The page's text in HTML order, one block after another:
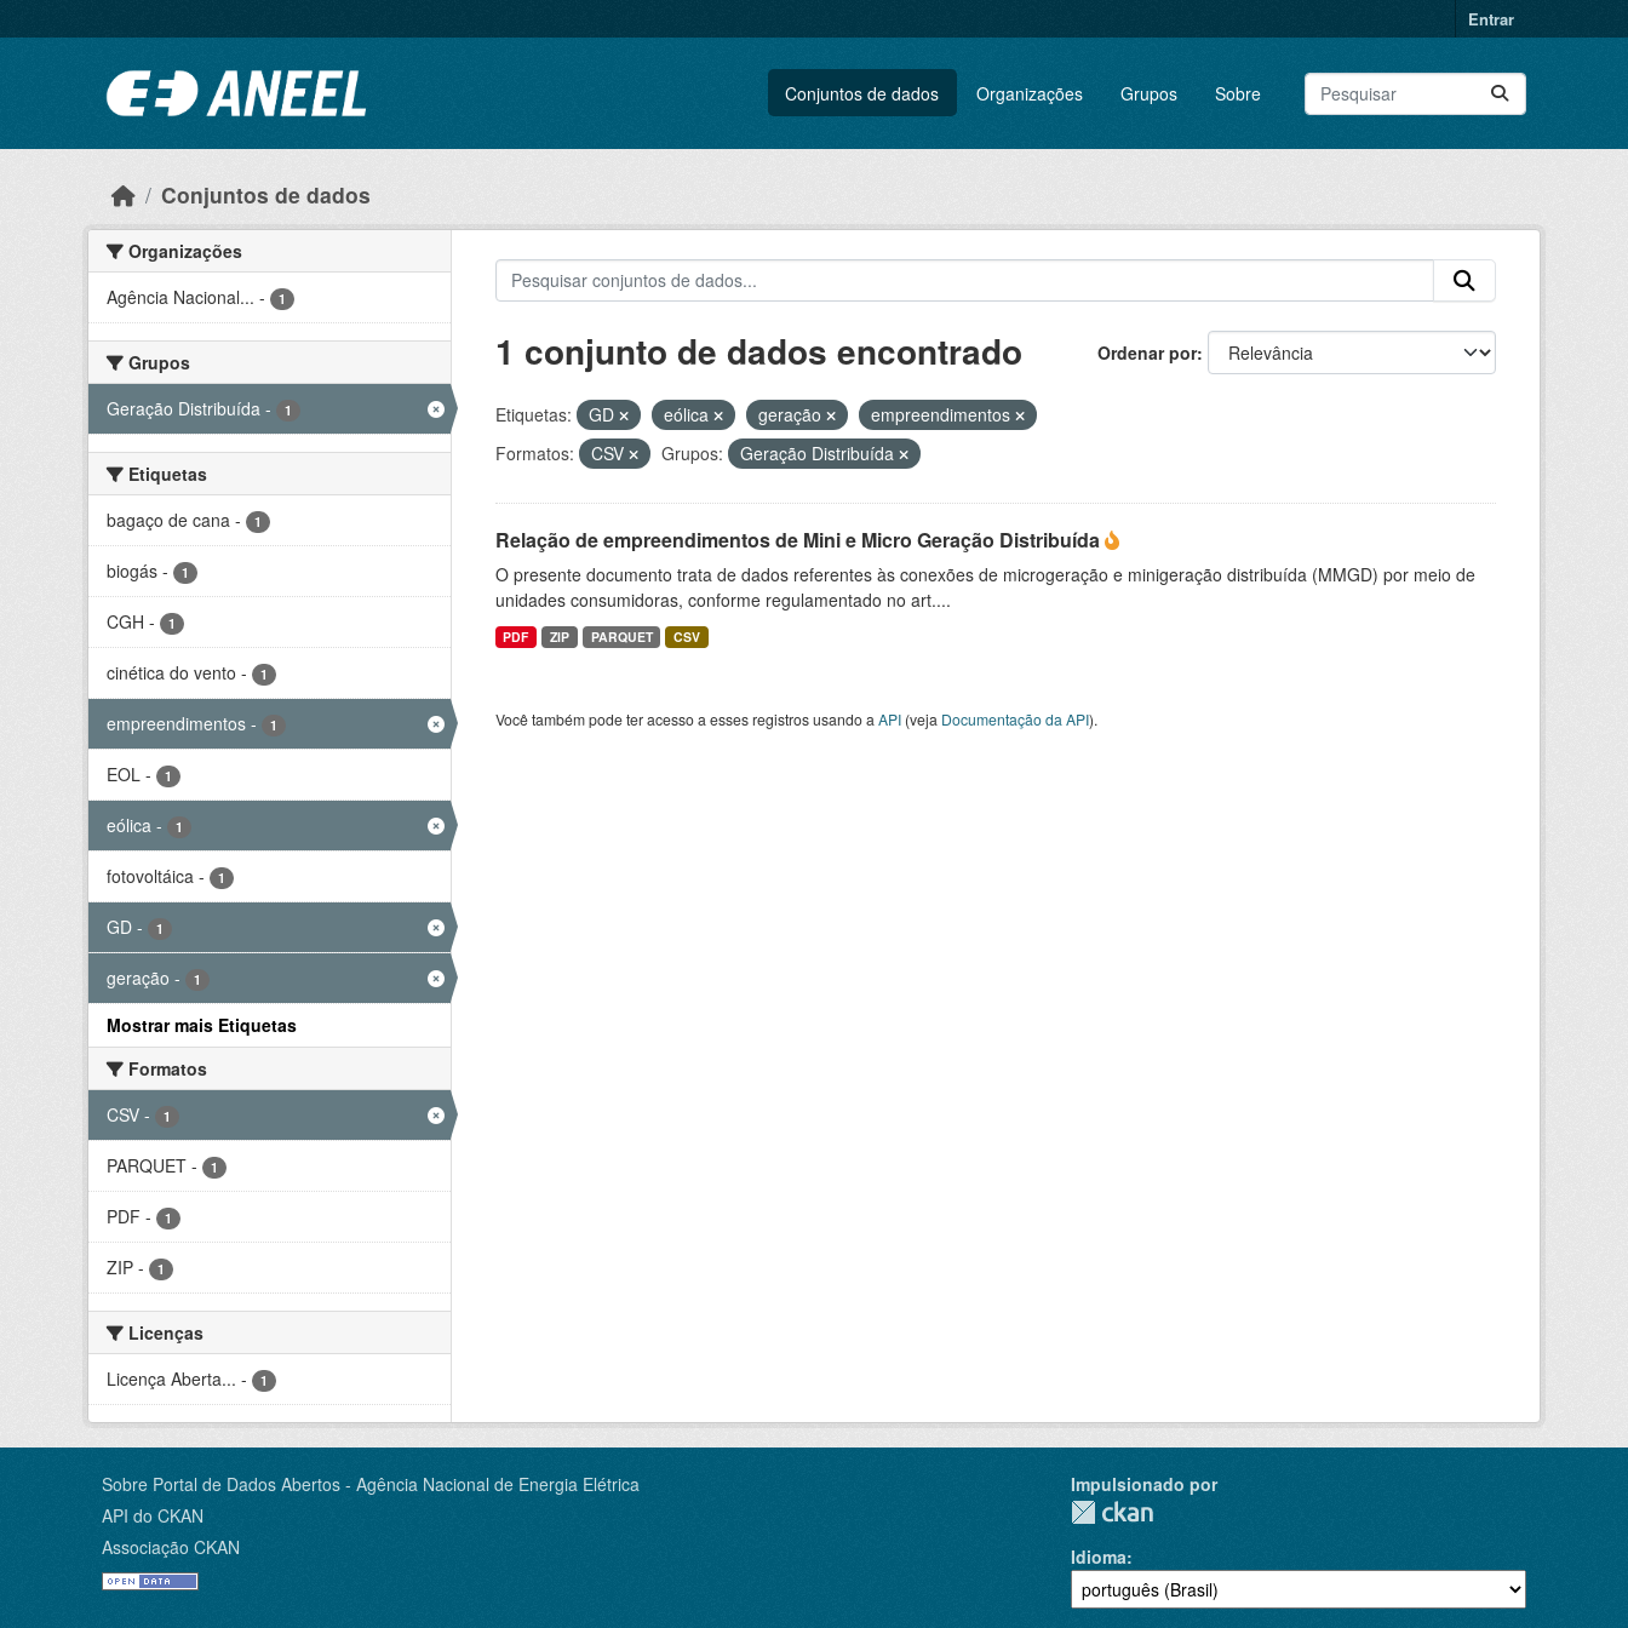
Entrar
Conjuntos de dados Organizações Grupos Sobre
Conjuntos de dados
Organizações
Agência Nacional... - 1
Grupos
Geração Distribuída - 1
Etiquetas
bagaço de cana - 1
biogás - 1
CGH - 1
cinética do vento - 1
empreendimentos - 1
EOL - 1
eólica - 1
fotovoltáica - 1
GD - 1
geração - 1
Mostrar mais Etiquetas
Formatos
CSV - 1
PARQUET - 1
PDF - 1
ZIP - 1
Licenças
Licença Aberta... - 1
Ordenar por
1 conjunto de dados encontrado
Etiquetas: GD eólica geração
empreendimentos
Formatos:
CSV Grupos: Geração Distribuída
Relação de empreendimentos de Mini e Micro Geração Distribuída
O presente documento trata de dados referentes às conexões de microgeração e minigeração distribuída (MMGD) por meio de
unidades consumidoras, conforme regulamentado no art....
PDF ZIP PARQUET CSV
Você também pode ter acesso a esses registros usando a API(veja Documentação da API).
Sobre Portal de Dados Abertos - Agência Nacional de Energia Elétrica
API do CKAN
Associação CKAN
Impulsionado por
Idioma